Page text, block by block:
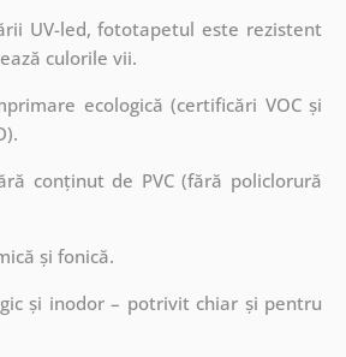
UV-led, fototapetul este rezistent
culorile vii.
ecologică (certificări VOC și
conținut de PVC (fără policlorură
și fonică.
și inodor – potrivit chiar și pentru